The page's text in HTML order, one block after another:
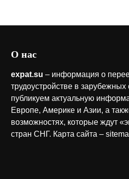
О нас
expat.su – информация о
трудоустройстве в зарубежных
публикуем актуальную
Европе, Америке и Азии, а
возможностях, которые ждут
стран СНГ. Карта сайта –